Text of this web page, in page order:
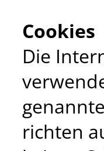
Cookies
Die
richten